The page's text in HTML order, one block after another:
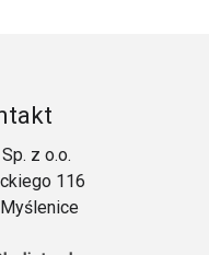
z o.o.
116